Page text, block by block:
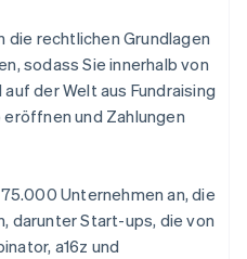
die rechtlichen Grundlagen
sodass Sie innerhalb von
der Welt aus Fundraising
und Zahlungen
Unternehmen an, die
darunter Start-ups, die von
a16z und